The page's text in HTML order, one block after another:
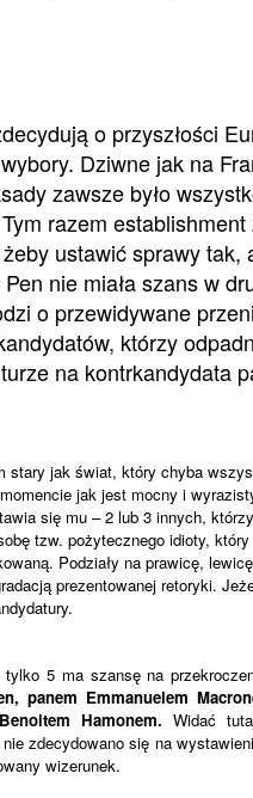
o przyszłości
Dziwne jak na
zawsze było
razem establishment
ustawić sprawy tak,
nie miała szans w
o przewidywane
którzy
na kontrkandydata
stary jak świat, który chyba
jak jest mocny i
się mu – 2 lub 3 innych,
tzw. pożytecznego idioty,
Podziały na prawicę,
prezentowanej retoryki.
tylko 5 ma szansę na
panem Emmanuelem
Hamonem. Widać
zdecydowano się na
wizerunek.